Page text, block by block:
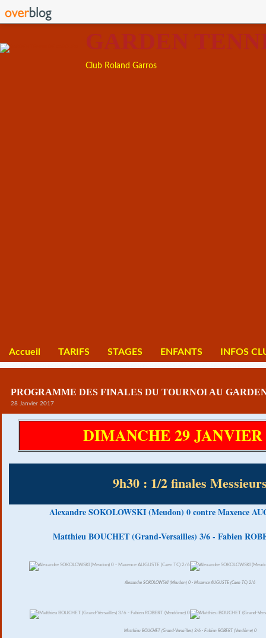
GARDEN
Club Roland Garros
Accueil TARIFS STAGES ENFANTS INFOS
PROGRAMME DES FINALES DU TOURNOI AU
28 Janvier 2017
DIMANCHE 29 JANVIER
9h30 : 1/2 finales
Alexandre SOKOLOWSKI (Meudon) 0 contre Maxence
Matthieu BOUCHET (Grand-Versailles) 3/6 - Fabien
Alexandre SOKOLOWSKI (Meudon) 0 - Maxence AUGUSTE (Caen TC) 2/6
Matthieu BOUCHET (Grand-Versailles) 3/6 - Fabien ROBERT (Vendôme) 0